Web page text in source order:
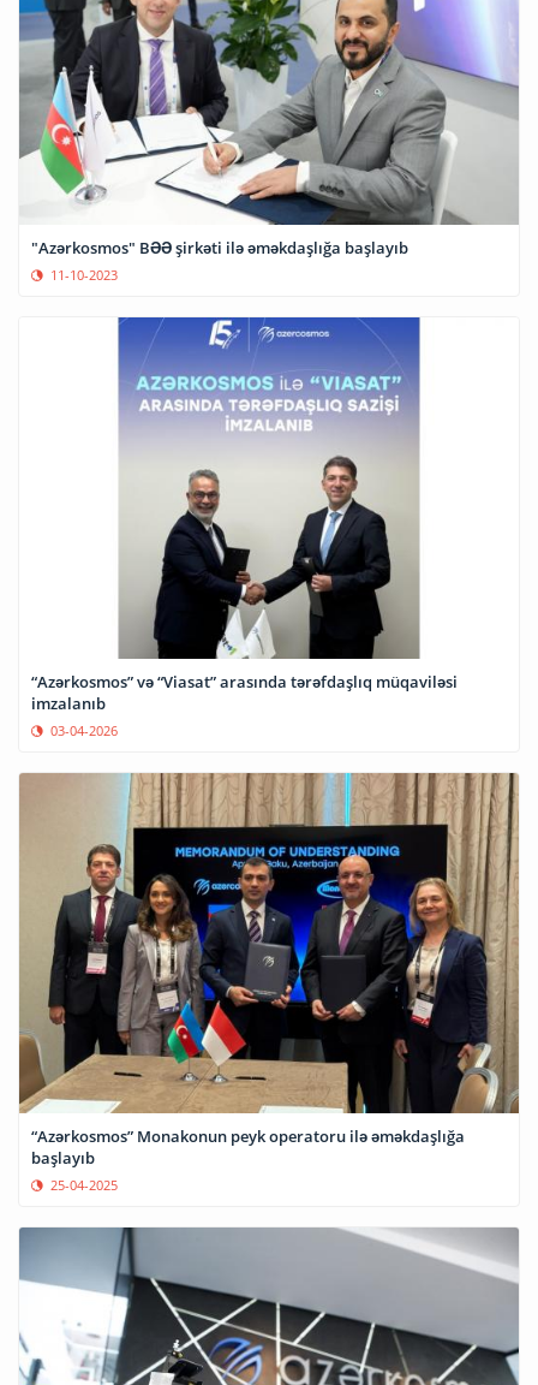
"Azərkosmos" BƏƏ şirkəti ilə əməkdaşlığa başlayıb
11-10-2023
“Azərkosmos” və “Viasat” arasında tərəfdaşlıq müqaviləsi
imzalanıb
03-04-2026
“Azərkosmos” Monakonun peyk operatoru ilə əməkdaşlığa
başlayıb
25-04-2025